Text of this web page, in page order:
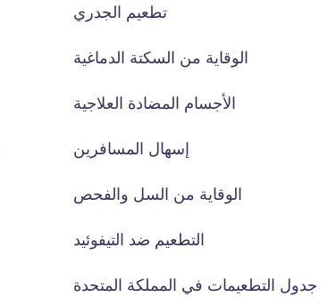
تطعيم الجدري
الوقاية من السكتة الدماغية
الأجسام المضادة العلاجية
إسهال المسافرين
الوقاية من السل والفحص
التطعيم ضد التيفوئيد
جدول التطعيمات في المملكة المتحدة